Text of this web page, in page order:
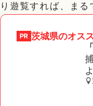
り遊覧すれば、ま
PR 茨城県のオス